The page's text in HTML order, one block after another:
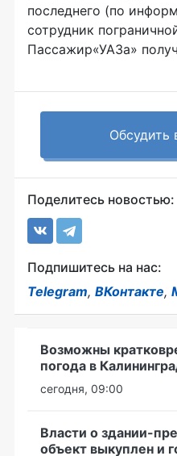
последнего (по
сотрудник
Пассажир«УАЗа»
Обсудить
Поделитесь новостью:
Подпишитесь на нас:
Telegram, ВКонтакте,
Возможны
погода в
сегодня, 09:00
Власти о здании-
объект выкуплен и